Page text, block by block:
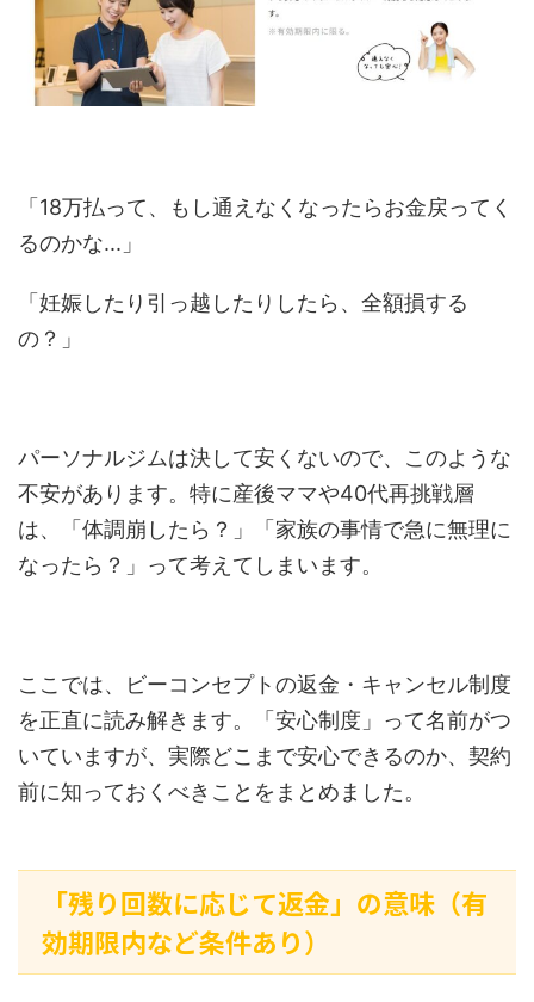
「18万払って、もし通えなくなったらお金戻ってく
るのかな...」
「妊娠したり引っ越したりしたら、全額損する
の？」
パーソナルジムは決して安くないので、このような
不安があります。特に産後ママや40代再挑戦層
は、「体調崩したら？」「家族の事情で急に無理に
なったら？」って考えてしまいます。
ここでは、ビーコンセプトの返金・キャンセル制度
を正直に読み解きます。「安心制度」って名前がつ
いていますが、実際どこまで安心できるのか、契約
前に知っておくべきことをまとめました。
「残り回数に応じて返金」の意味（有
効期限内など条件あり）